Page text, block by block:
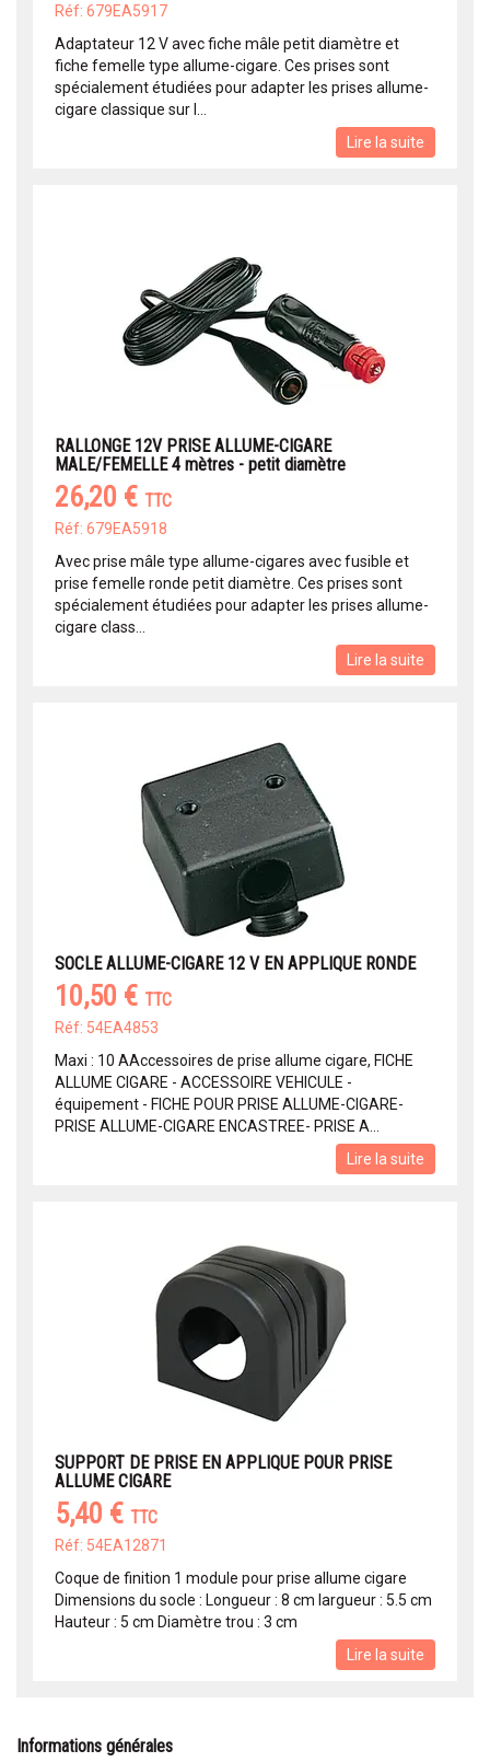
Réf: 679EA5917
Adaptateur 12 V avec fiche mâle petit diamètre et
fiche femelle type allume-cigare. Ces prises sont
spécialement étudiées pour adapter les prises allume-
cigare classique sur l...
Lire la suite
RALLONGE 12V PRISE ALLUME-CIGARE
MALE/FEMELLE 4 mètres - petit diamètre
26,20 € TTC
Réf: 679EA5918
Avec prise mâle type allume-cigares avec fusible et
prise femelle ronde petit diamètre. Ces prises sont
spécialement étudiées pour adapter les prises allume-
cigare class...
Lire la suite
SOCLE ALLUME-CIGARE 12 V EN APPLIQUE RONDE
10,50 € TTC
Réf: 54EA4853
Maxi : 10 AAccessoires de prise allume cigare, FICHE
ALLUME CIGARE - ACCESSOIRE VEHICULE -
équipement - FICHE POUR PRISE ALLUME-CIGARE-
PRISE ALLUME-CIGARE ENCASTREE- PRISE A...
Lire la suite
SUPPORT DE PRISE EN APPLIQUE POUR PRISE
ALLUME CIGARE
5,40 € TTC
Réf: 54EA12871
Coque de finition 1 module pour prise allume cigare
Dimensions du socle : Longueur : 8 cm largueur : 5.5 cm
Hauteur : 5 cm Diamètre trou : 3 cm
Lire la suite
Informations générales